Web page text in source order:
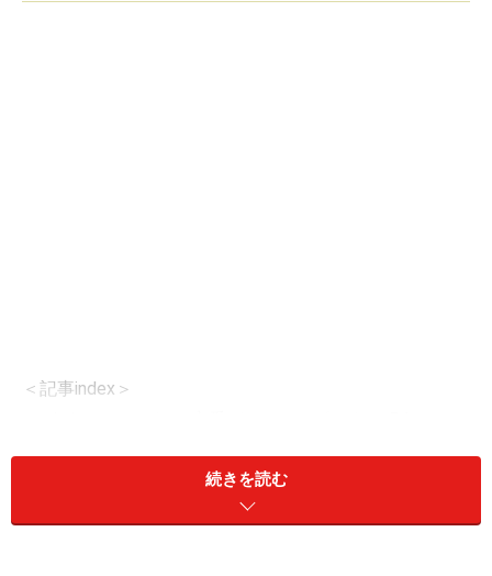
＜記事index＞
観光のついでに……寄り道パノラマスポット……
続きを読む